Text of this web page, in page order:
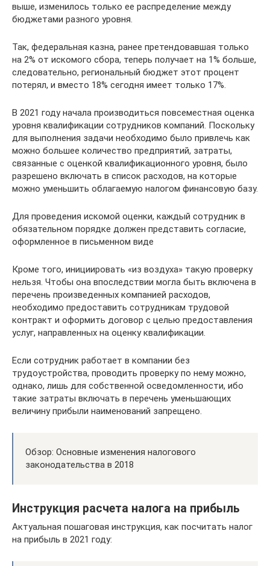
выше, изменилось только ее распределение между
бюджетами разного уровня.
Так, федеральная казна, ранее претендовавшая только
на 2% от искомого сбора, теперь получает на 1% больше,
следовательно, региональный бюджет этот процент
потерял, и вместо 18% сегодня имеет только 17%.
В 2021 году начала производиться повсеместная оценка
уровня квалификации сотрудников компаний. Поскольку
для выполнения задачи необходимо было привлечь как
можно большее количество предприятий, затраты,
связанные с оценкой квалификационного уровня, было
разрешено включать в список расходов, на которые
можно уменьшить облагаемую налогом финансовую базу.
Для проведения искомой оценки, каждый сотрудник в
обязательном порядке должен представить согласие,
оформленное в письменном виде
Кроме того, инициировать «из воздуха» такую проверку
нельзя. Чтобы она впоследствии могла быть включена в
перечень произведенных компанией расходов,
необходимо предоставить сотрудникам трудовой
контракт и оформить договор с целью предоставления
услуг, направленных на оценку квалификации.
Если сотрудник работает в компании без
трудоустройства, проводить проверку по нему можно,
однако, лишь для собственной осведомленности, ибо
такие затраты включать в перечень уменьшающих
величину прибыли наименований запрещено.
Обзор: Основные изменения налогового
законодательства в 2018
Инструкция расчета налога на прибыль
Актуальная пошаговая инструкция, как посчитать налог
на прибыль в 2021 году: